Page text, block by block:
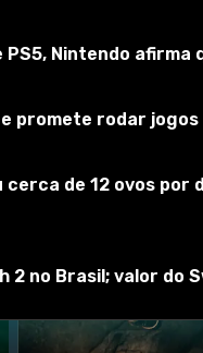
Nintendo
e promete rodar
cerca de 12 ovos
no Brasil; valor do